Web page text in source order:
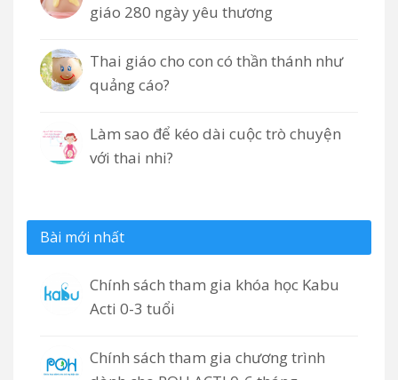
giáo 280 ngày yêu thương
Thai giáo cho con có thần thánh như
quảng cáo?
Làm sao để kéo dài cuộc trò chuyện
với thai nhi?
Bài mới nhất
Chính sách tham gia khóa học Kabu
Acti 0-3 tuổi
Chính sách tham gia chương trình